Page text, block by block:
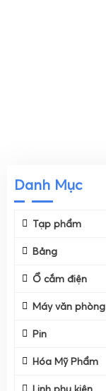
Danh Mục
Tạp phẩm
Bảng
Ổ cắm điện
Máy văn phòng
Pin
Hóa Mỹ Phẩm